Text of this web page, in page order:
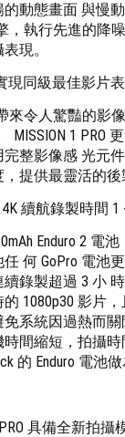
動態畫面 與慢
，執行先進的降
現。
現同級最佳影片
來令人驚豔的影
MISSION 1 PRO
完整影像感 光元
提供最靈活的後
續航錄製時間
Enduro 2 電
何 GoPro 電池
錄製超過 3 小
的 1080p30 影片
系統因過熱而
時間縮短，拍攝
的 Enduro 電池
PRO 具備全新拍